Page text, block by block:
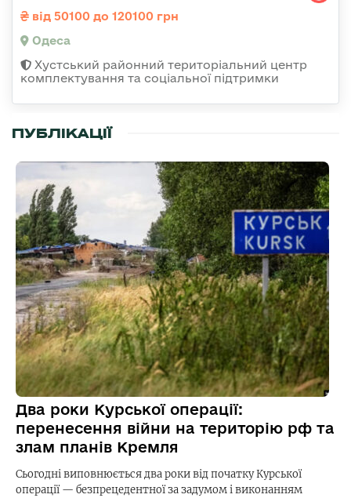
від 50100 до 120100 грн
Одеса
Хустський районний територіальний центр
комплектування та соціальної підтримки
ПУБЛІКАЦІЇ
Два роки Курської операції:
перенесення війни на територію рф та
злам планів Кремля
Сьогодні виповнюється два роки від початку Курської
операції — безпрецедентної за задумом і виконанням